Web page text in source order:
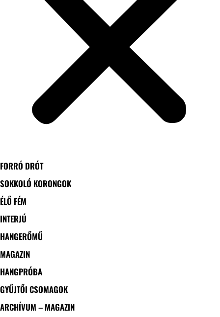
FORRÓ DRÓT
SOKKOLÓ KORONGOK
ÉLŐ FÉM
INTERJÚ
HANGERŐMŰ
MAGAZIN
HANGPRÓBA
GYŰJTŐI CSOMAGOK
ARCHÍVUM – MAGAZIN